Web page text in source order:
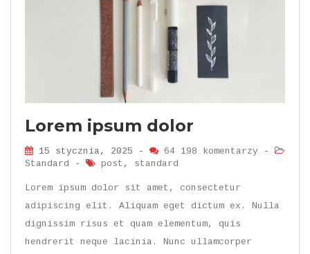
Lorem ipsum dolor
15 stycznia, 2025 - 64 198 komentarzy -
Standard - post , standard
Lorem ipsum dolor sit amet, consectetur
adipiscing elit. Aliquam eget dictum ex. Nulla
dignissim risus et quam elementum, quis
hendrerit neque lacinia. Nunc ullamcorper